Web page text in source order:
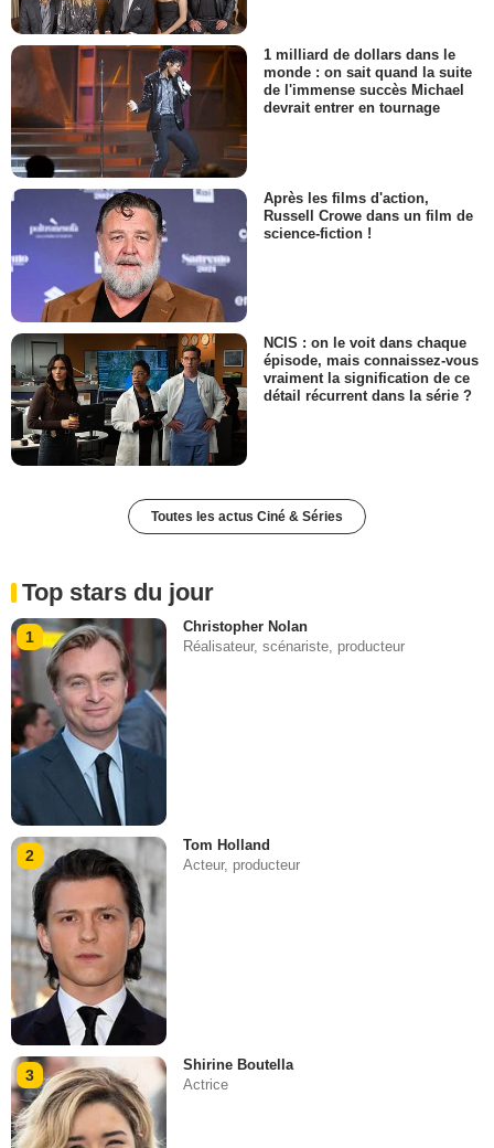
1 milliard de dollars dans le
monde : on sait quand la suite
de l'immense succès Michael
devrait entrer en tournage
Après les films d'action,
Russell Crowe dans un film de
science-fiction !
NCIS : on le voit dans chaque
épisode, mais connaissez-vous
vraiment la signification de ce
détail récurrent dans la série ?
Toutes les actus Ciné & Séries
Top stars du jour
1
Christopher Nolan
Réalisateur, scénariste, producteur
2
Tom Holland
Acteur, producteur
3
Shirine Boutella
Actrice